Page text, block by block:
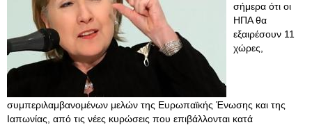
σήμερα ότι οι
ΗΠΑ θα
εξαιρέσουν 11
χώρες,
συμπεριλαμβανομένων μελών της Ευρωπαϊκής Ένωσης και της
Ιαπωνίας, από τις νέες κυρώσεις που επιβάλλονται κατά